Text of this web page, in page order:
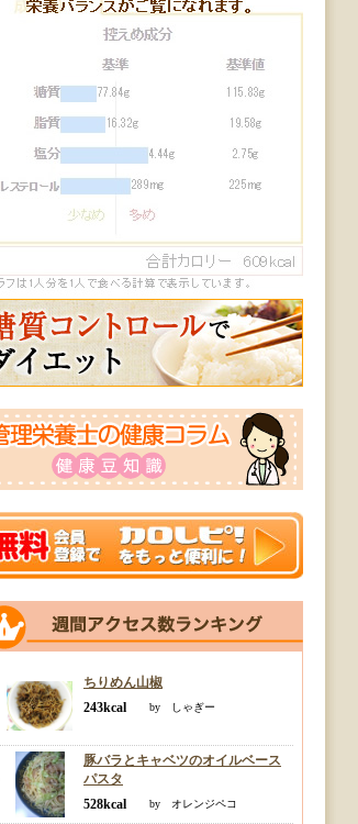
ちりめん山椒
243kcal
by しゃぎー
豚バラとキャベツのオイルベース
パスタ
528kcal
by オレンジペコ